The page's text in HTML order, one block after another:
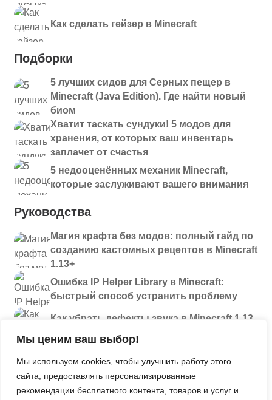
Мы ценим ваш выбор!
Мы используем cookies, чтобы улучшить работу этого
сайта, предоставлять персонализированные
рекомендации бесплатного контента, товаров и услуг и
Как сделать гейзер в Minecraft
Подборки
5 лучших сидов для Серных пещер в
Minecraft (Java Edition). Где найти новый
биом
Хватит таскать сундуки! 5 модов для
хранения, от которых ваш инвентарь
заплачет от счастья
5 недооценённых механик Minecraft,
которые заслуживают вашего внимания
Руководства
Магия крафта без модов: полный гайд по
созданию кастомных рецептов в Minecraft
1.13+
Ошибка IP Helper Library в Minecraft:
быстрый способ устранить проблему
Как убрать дефекты звука в Minecraft 1.13
Секреты
Давайте поиграем. Больше инструментов